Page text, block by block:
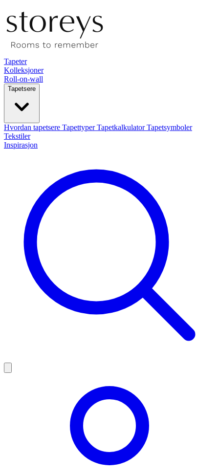
Tapeter
Kolleksjoner
Roll-on-wall
Tapetsere
Hvordan tapetsere TapettyperTapetkalkulatorTapetsymboler
Tekstiler
Inspirasjon